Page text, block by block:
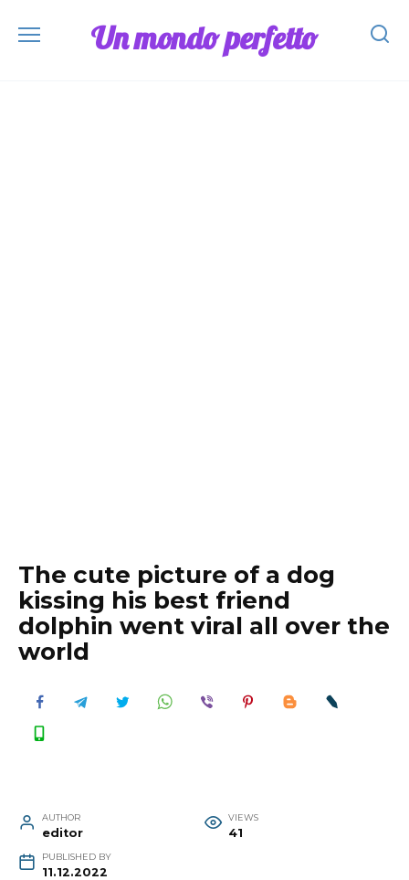
Un mondo perfetto
The cute picture of a dog
kissing his best friend
dolphin went viral all over the
world
AUTHOR
editor
VIEWS
41
PUBLISHED BY
11.12.2022